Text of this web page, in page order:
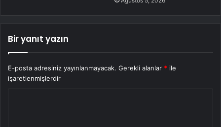
Bir yanıt yazın
E-posta adresiniz yayınlanmayacak. Gerekli alanlar * ile
işaretlenmişlerdir